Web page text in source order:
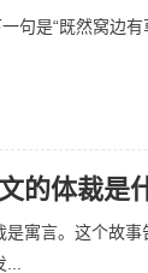
句是“既然窝边
的体裁是
是寓言。这个故